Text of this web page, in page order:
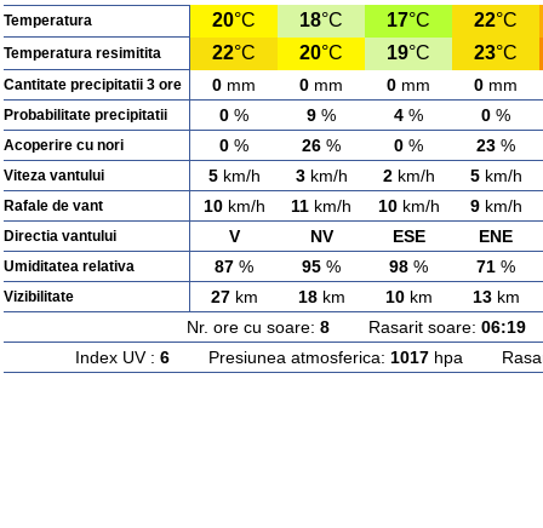
Temperatura 20°C 18°C 17°C 22°C
Temperatura resimitita 22°C 20°C 19°C 23°C
Cantitate precipitatii 3 ore 0 mm 0 mm 0 mm 0 mm
Probabilitate precipitatii 0 % 9 % 4 % 0 %
Acoperire cu nori 0 % 26 % 0 % 23 %
Viteza vantului 5km/h 3km/h 2km/h 5km/h
Rafale de vant 10km/h 11 km/h 10km/h 9km/h
Directia vantului V NV ESE ENE
Umiditatea relativa 87 % 95 % 98 % 71 %
Vizibilitate 27km 18km 10km 13km
Nr. ore cu soare: 8Rasarit soare: 06:19
Index UV : 6Presiunea atmosferica: 1017hpa